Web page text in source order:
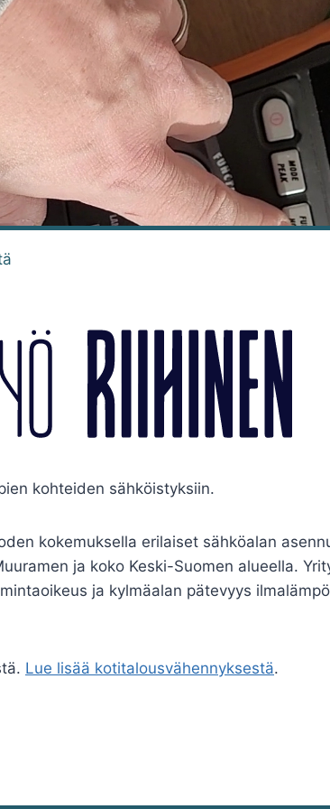
kohteiden sähköistyksiin.
kokemuksella erilaiset sähköalan
ja koko Keski-Suomen alueella.
ja kylmäalan pätevyys
Lue lisää kotitalousvähennyksestä.